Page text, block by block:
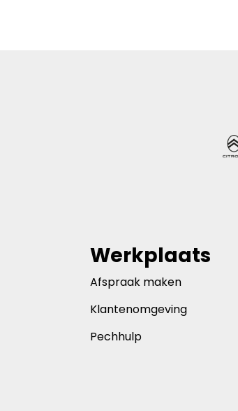
Werkplaats
Afspraak maken
Klantenomgeving
Pechhulp